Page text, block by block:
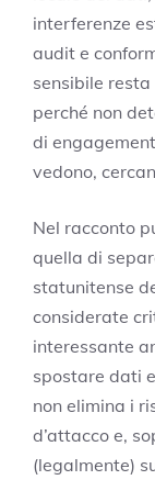
interferenze
audit e
sensibile
perché non
di
vedono,
Nel racconto
quella di
statunitense
considerate
interessante
spostare dati
non elimina i
d’attacco e,
(legalmente)